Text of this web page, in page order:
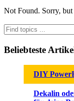
Not Found. Sorry,
Beliebteste
DIY
Dekalin